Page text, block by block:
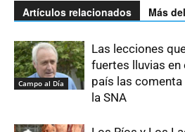
Artículos relacionados Más
Campo al Día
Las lecciones
fuertes lluvias en
país las
la SNA